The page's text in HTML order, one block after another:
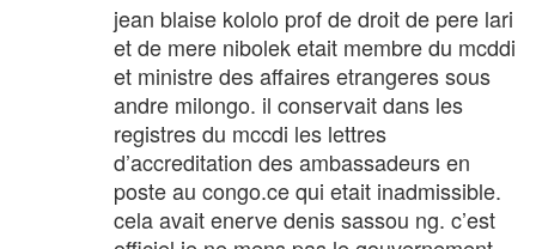
jean blaise kololo prof de droit de pere lari
et de mere nibolek etait membre du mcddi
et ministre des affaires etrangeres sous
andre milongo. il conservait dans les
registres du mccdi les lettres
d’accreditation des ambassadeurs en
poste au congo.ce qui etait inadmissible.
cela avait enerve denis sassou ng. c’est